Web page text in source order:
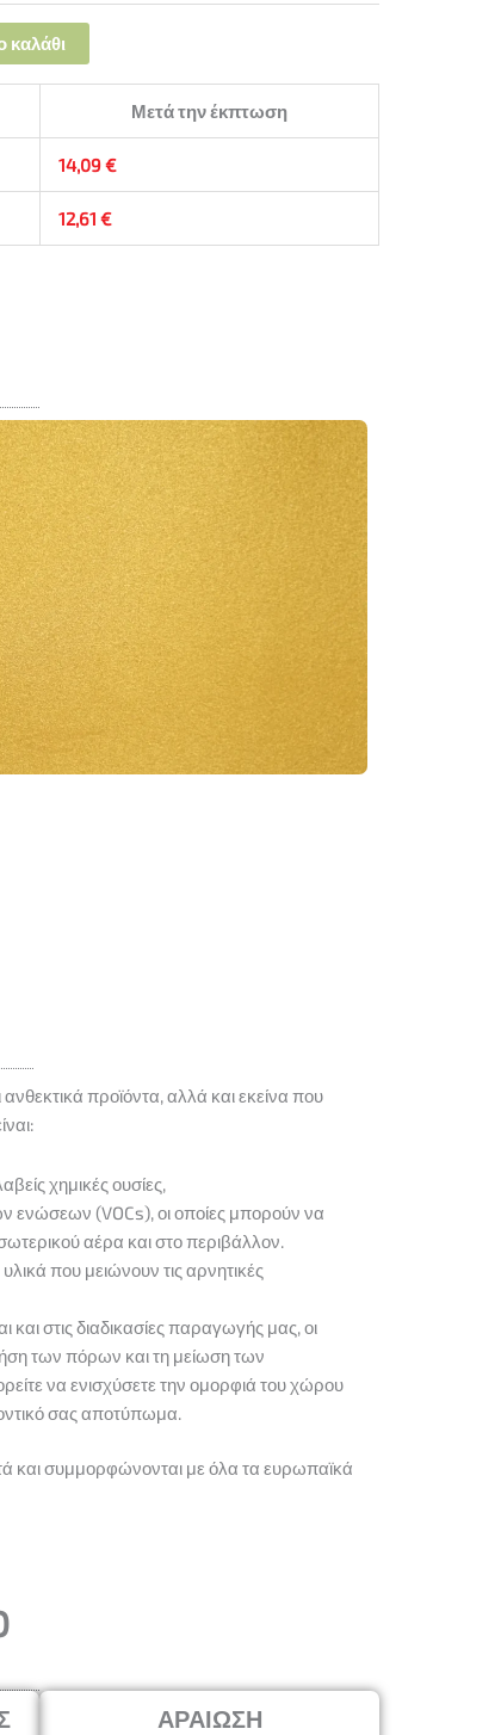
καλάθι
Μετά την έκπτωση
14,09€
12,61 €
προϊόντα, αλλά και εκείνα που
χημικές ουσίες,
(VOCs), οι οποίες μπορούν να
αέρα και στο περιβάλλον.
που μειώνουν τις αρνητικές
στις διαδικασίες παραγωγής μας, οι
των πόρων και τη μείωση των
να ενισχύσετε την ομορφιά του χώρου
σας αποτύπωμα.
και συμμορφώνονται με όλα τα ευρωπαϊκά
ΑΡΑΊΩΣΗ